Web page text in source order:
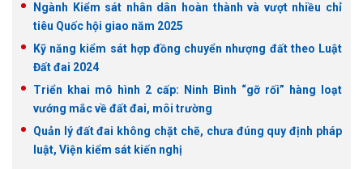
Ngành Kiểm sát nhân dân hoàn thành và vượt nhiều chỉ
tiêu Quốc hội giao năm 2025
Kỹ năng kiểm sát hợp đồng chuyển nhượng đất theo Luật
Đất đai 2024
Triển khai mô hình 2 cấp: Ninh Bình “gỡ rối” hàng loạt
vướng mắc về đất đai, môi trường
Quản lý đất đai không chặt chẽ, chưa đúng quy định pháp
luật, Viện kiểm sát kiến nghị